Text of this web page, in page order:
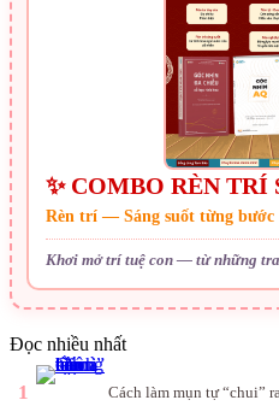
✨ COMBO RÈN TRÍ
Rèn trí — Sáng suốt từng bước
Khơi mở trí tuệ con — từ những
Đọc nhiều nhất
1 Cách làm mụn tự “chui”